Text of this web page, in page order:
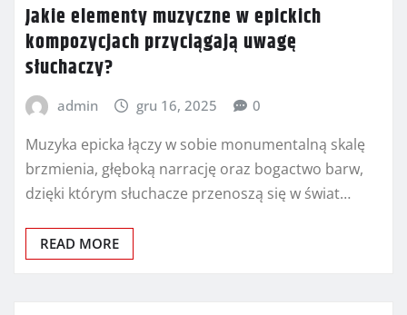
Jakie elementy muzyczne w epickich
kompozycjach przyciągają uwagę
słuchaczy?
admin gru 16, 2025 0
Muzyka epicka łączy w sobie monumentalną skalę
brzmienia, głęboką narrację oraz bogactwo barw,
dzięki którym słuchacze przenoszą się w świat…
READ MORE